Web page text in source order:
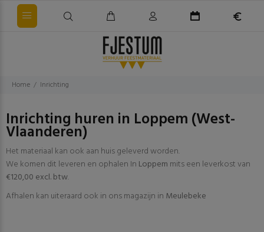
Home Inrichting
Inrichting huren in Loppem (West-
Vlaanderen)
Het materiaal kan ook aan huis geleverd worden.
We komen dit leveren en ophalen In Loppem mits een leverkost van
€120,00 excl. btw.
Afhalen kan uiteraard ook in ons magazijn in Meulebeke